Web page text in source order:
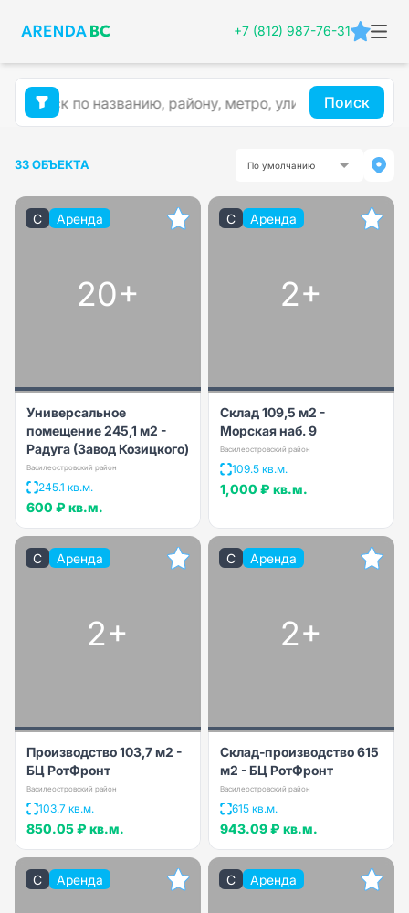
+7 (812) 987-76-31
Поиск
33 ОБЪЕКТА По умолчанию
C Аренда
20+
Универсальное
помещение 245,1 м2 -
Радуга (Завод Козицкого)
Василеостровский район
245.1 кв.м.
600 ₽ кв.м.
C Аренда
2+
Склад 109,5 м2 -
Морская наб. 9
Василеостровский район
109.5 кв.м.
1,000 ₽ кв.м.
C Аренда
2+
Производство 103,7 м2 -
БЦ РотФронт
Василеостровский район
103.7 кв.м.
850.05 ₽ кв.м.
C Аренда
2+
Склад-производство 615
м2 - БЦ РотФронт
Василеостровский район
615 кв.м.
943.09 ₽ кв.м.
C Аренда C Аренда